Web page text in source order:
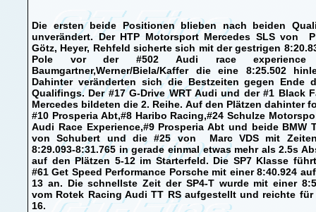
Die ersten beide Positionen blieben nach beiden
unverändert. Der HTP Motorsport Mercedes SLS von
Götz, Heyer, Rehfeld sicherte sich mit der gestrigen
Pole vor der #502 Audi race experience
Baumgartner,Werner/Biela/Kaffer die eine 8:25.502
Dahinter veränderten sich die Bestzeiten gegen Ende
Qualifings. Der #17 G-Drive WRT Audi und der #1 Black
Mercedes bildeten die 2. Reihe. Auf den Plätzen dahinter
#10 Prosperia Abt,#8 Haribo Racing,#24 Schulze
Audi Race Experience,#9 Prosperia Abt und beide BMW
von Schubert und die #25 von Marc VDS mit
8:29.093-8:31.765 in gerade einmal etwas mehr als 2.5s
auf den Plätzen 5-12 im Starterfeld. Die SP7 Klasse
#61 Get Speed Performance Porsche mit einer 8:40.924
13 an. Die schnellste Zeit der SP4-T wurde mit einer
vom Rotek Racing Audi TT RS aufgestellt und reichte für
16.